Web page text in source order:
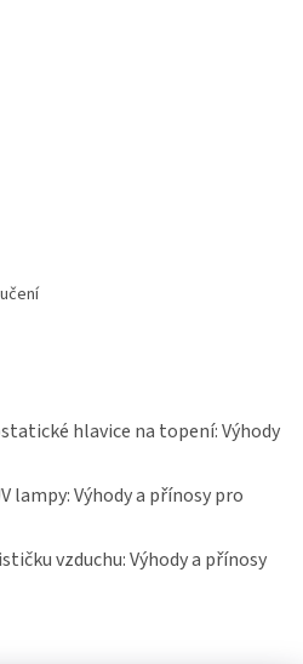
hlavice na topení: Výhody
lampy: Výhody a přínosy pro
vzduchu: Výhody a přínosy